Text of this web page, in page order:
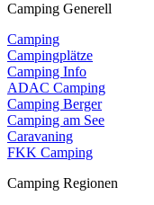
Camping Generell
Camping
Campingplätze
Camping Info
ADAC Camping
Camping Berger
Camping am See
Caravaning
FKK Camping
Camping Regionen